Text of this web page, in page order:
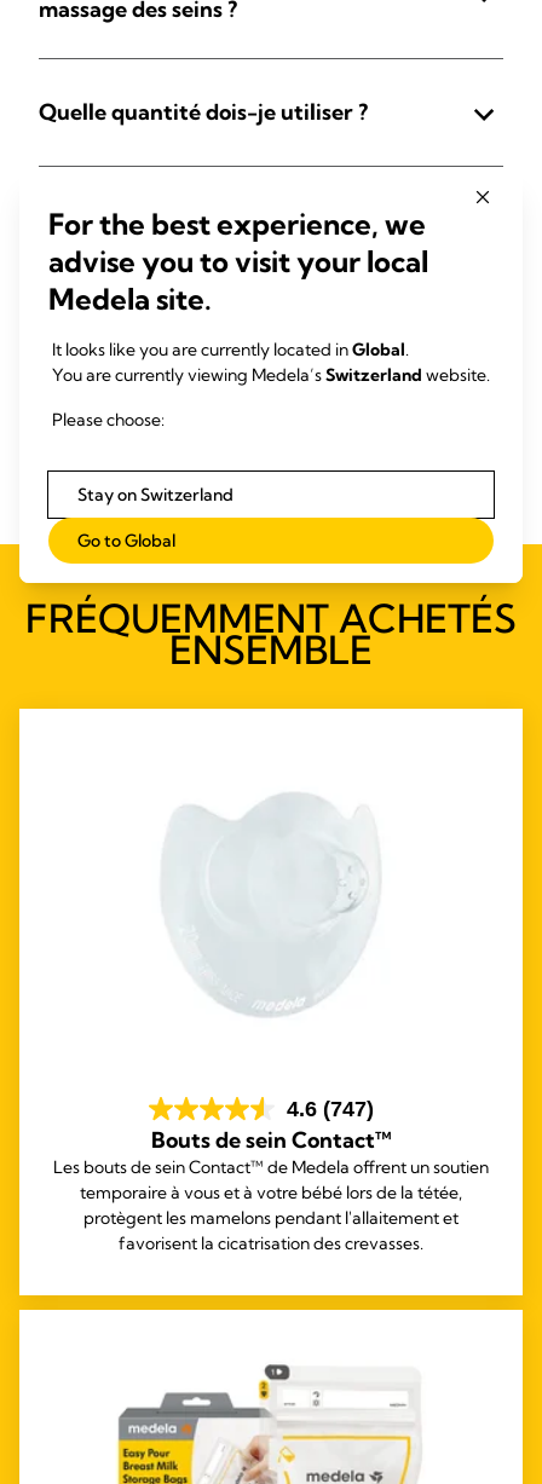
massage des seins ?
Quelle quantité dois-je utiliser ?
Comment appliquer l’huile sur vos seins ?
FRÉQUEMMENT ACHETÉS
ENSEMBLE
4.6 (747)
Bouts de sein Contact™
Les bouts de sein Contact™ de Medela offrent un soutien
temporaire à vous et à votre bébé lors de la tétée,
protègent les mamelons pendant l'allaitement et
favorisent la cicatrisation des crevasses.
For the best experience, we
advise you to visit your local
Medela site.
It looks like you are currently located inGlobal.
You are currently viewing Medela’sSwitzerland website.
Please choose:
Stay on Switzerland
Go to Global